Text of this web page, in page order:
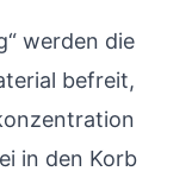
werden die
befreit,
in den Korb